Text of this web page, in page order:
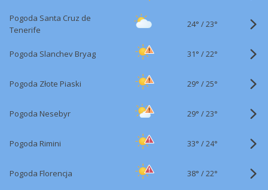
Pogoda Santa Cruz de
Tenerife
24° /23°
Pogoda Slanchev Bryag 31° /22°
Pogoda Złote Piaski 29° /25°
Pogoda Nesebyr 29° /23°
Pogoda Rimini 33° /24°
Pogoda Florencja 38° /22°